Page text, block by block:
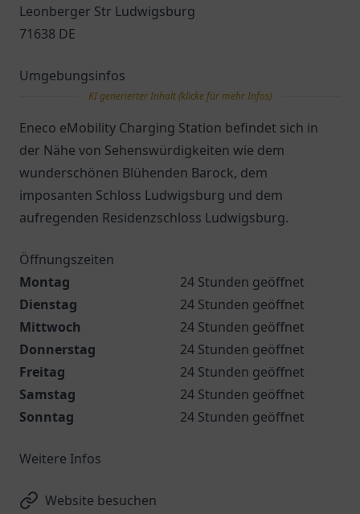
Leonberger Str Ludwigsburg
71638 DE
Umgebungsinfos
KI generierter Inhalt (klicke für mehr Infos)
Eneco eMobility Charging Station befindet sich in
der Nähe von Sehenswürdigkeiten wie dem
wunderschönen Blühenden Barock, dem
imposanten Schloss Ludwigsburg und dem
aufregenden Residenzschloss Ludwigsburg.
Öffnungszeiten
Montag
24 Stunden geöffnet
Dienstag
24 Stunden geöffnet
Mittwoch
24 Stunden geöffnet
Donnerstag
24 Stunden geöffnet
Freitag
24 Stunden geöffnet
Samstag
24 Stunden geöffnet
Sonntag
24 Stunden geöffnet
Weitere Infos
Website besuchen